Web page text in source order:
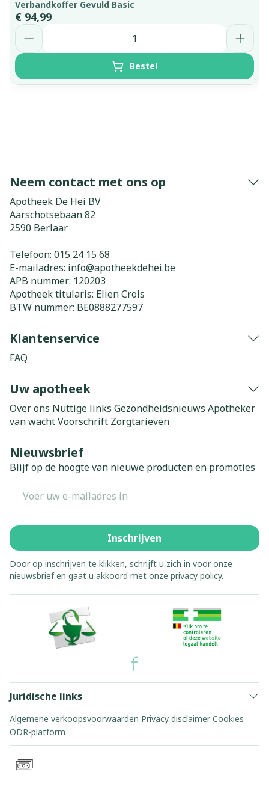
Verbandkoffer Gevuld Basic
€ 94,99
Aantal
Bestel
Neem contact met ons op
Apotheek De Hei BV
Aarschotsebaan 82
2590 Berlaar
Telefoon: 015 24 15 68
E-mailadres: info@apotheekdehei.be
APB nummer: 120203
Apotheek titularis: Elien Crols
BTW nummer: BE0888277597
Klantenservice
FAQ
Uw apotheek
Over ons Nuttige links Gezondheidsnieuws Apotheker
van wachtVoorschrift Zorgtarieven
Nieuwsbrief
Blijf op de hoogte van nieuwe producten en promoties
Inschrijven
Door op inschrijven te klikken, schrijft u zich in voor onze
nieuwsbrief en gaat u akkoord met onze privacy policy.
Juridische links
Algemene verkoopsvoorwaarden Privacy disclaimer Cookies
ODR-platform